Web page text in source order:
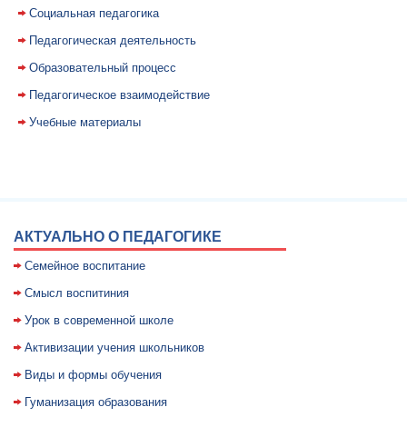
Социальная педагогика
Педагогическая деятельность
Образовательный процесс
Педагогическое взаимодействие
Учебные материалы
АКТУАЛЬНО О ПЕДАГОГИКЕ
Семейное воспитание
Смысл воспитиния
Уpок в совpеменной школе
Активизации учения школьников
Виды и формы обучения
Гуманизация образования